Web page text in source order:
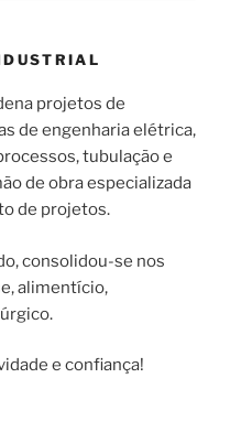
projetos de
de engenharia elétrica,
tubulação e
de obra especializada
de projetos.
consolidou-se nos
alimentício,
e confiança!